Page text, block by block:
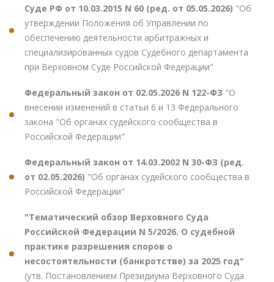
Суде РФ от 10.03.2015 N 60 (ред. от 05.05.2026) "Об
утверждении Положения об Управлении по
обеспечению деятельности арбитражных и
специализированных судов Судебного департамента
при Верховном Суде Российской Федерации"
Федеральный закон от 02.05.2026 N 122-ФЗ "О
внесении изменений в статьи 6 и 13 Федерального
закона "Об органах судейского сообщества в
Российской Федерации"
Федеральный закон от 14.03.2002 N 30-ФЗ (ред.
от 02.05.2026) "Об органах судейского сообщества в
Российской Федерации"
"Тематический обзор Верховного Суда
Российской Федерации N 5/2026. О судебной
практике разрешения споров о
несостоятельности (банкротстве) за 2025 год"
(утв. Постановлением Президиума Верховного Суда